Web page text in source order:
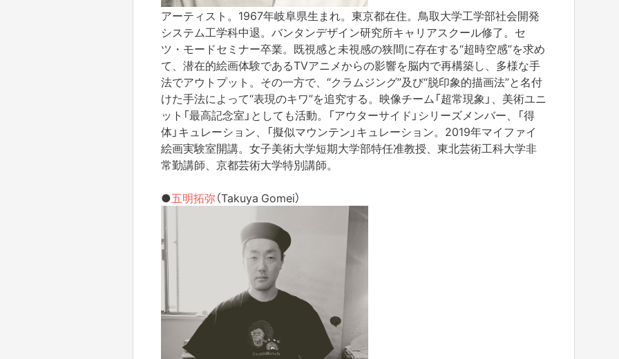
アーティスト。1967年岐阜県生まれ。東京都在住。鳥取大学工学部社会開発
システム工学科中退。バンタンデザイン研究所キャリアスクール修了。セ
ツ・モードセミナー卒業。既視感と未視感の狭間に存在する“超時空感”を求め
て、潜在的絵画体験であるTVアニメからの影響を脳内で再構築し、多様な手
法でアウトプット。その一方で、“クラムジング”及び“脱印象的描画法”と名付
けた手法によって“表現のキワ”を追究する。映像チーム「超常現象」、美術ユニ
ット「最高記念室」としても活動。「アウターサイド」シリーズメンバー、「得
体」キュレーション、「擬似マウンテン」キュレーション。2019年マイファイ
絵画実験室開講。女子美術大学短期大学部特任准教授、東北芸術工科大学非
常勤講師、京都芸術大学特別講師。
●五明拓弥（Takuya Gomei）